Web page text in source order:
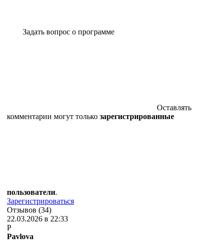
Задать вопрос о программе
Оставлять
комментарии могут только зарегистрированные
пользователи.
Зарегистрироваться
Отзывов (34)
22.03.2026 в 22:33
P
Pavlova